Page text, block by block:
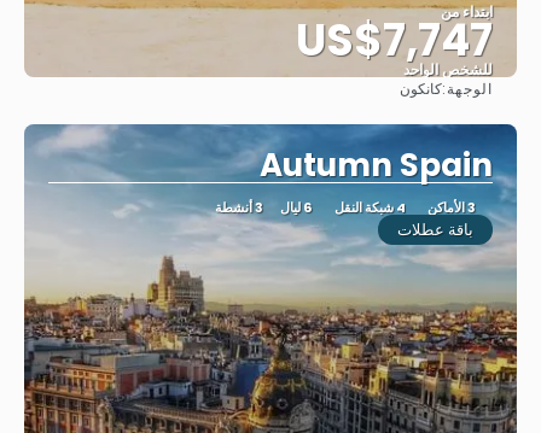
ابتداء من
US$7,747
للشخص الواحد
الوجهة:كانكون
Autumn Spain
3 الأماكن 4 شبكة النقل 6 ليال 3 أنشطة
باقة عطلات